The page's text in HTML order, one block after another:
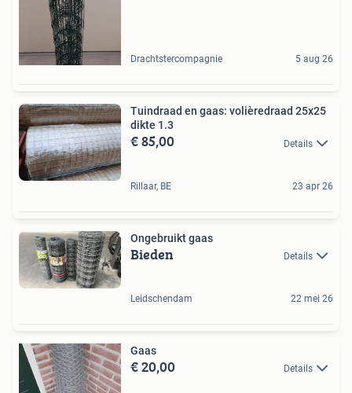
Drachtstercompagnie 5 aug 26
Tuindraad en gaas: volièredraad 25x25
dikte 1.3
€ 85,00 Details
Rillaar, BE 23 apr 26
Ongebruikt gaas
Bieden Details
Leidschendam 22 mei 26
Gaas
€ 20,00 Details